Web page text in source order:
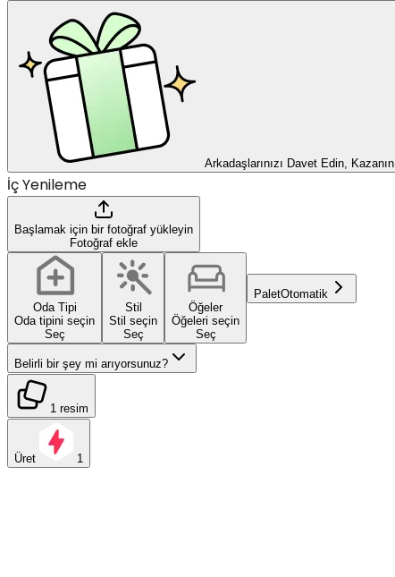
Arkadaşlarınızı Davet Edin, Kazanın
İç Yenileme
Başlamak için bir fotoğraf yükleyin
Fotoğraf ekle
Oda Tipi
Oda tipini seçin
Seç
Stil
Stil seçin
Seç
Öğeler
Öğeleri seçin
Seç
PaletOtomatik
Belirli bir şey mi arıyorsunuz?
1 resim
Üret 1